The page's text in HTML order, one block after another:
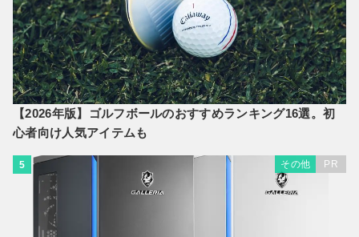
【2026年版】ゴルフボールのおすすめランキング16選。初
心者向け人気アイテムも
5 その他 PR